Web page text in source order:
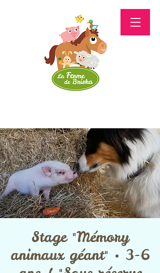
Stage "Mémory
animaux géant" • 3-6